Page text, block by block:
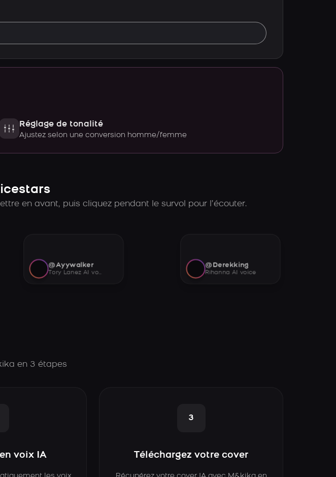
Réglage de tonalité
Ajustez selon une conversion homme/femme
en avant, puis cliquez pendant le survol pour l’écouter.
@Ayywalker
Tory Lanez AI voice
@Derekking
Rihanna AI voice
en 3 étapes
voix IA
3
Téléchargez votre cover